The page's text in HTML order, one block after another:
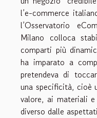
l’e-commerce
l’Osservatorio
Milano colloca
comparti più
ha imparato a
pretendeva di
una specificità, cioè
valore, ai materiali
diverso dalle